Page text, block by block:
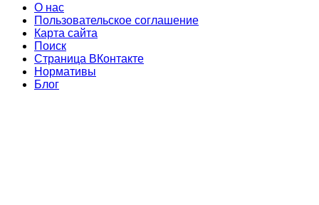
О нас
Пользовательское соглашение
Карта сайта
Поиск
Страница ВКонтакте
Нормативы
Блог